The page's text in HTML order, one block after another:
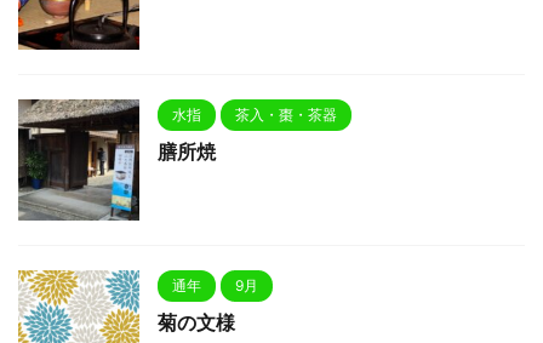
水指 茶入・棗・茶器
膳所焼
通年 9月
菊の文様